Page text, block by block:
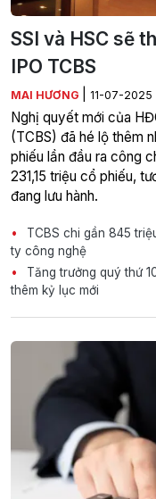
SSI và HSC sẽ
IPO TCBS
MAI HƯƠNG 11-07-2025
Nghị quyết mới của
(TCBS) đã hé lộ thêm
phiếu lần đầu ra công
231,15 triệu cổ phiếu,
đang lưu hành.
TCBS chi gần 845
ty công nghệ
Tăng trưởng quý thứ
thêm kỷ lục mới